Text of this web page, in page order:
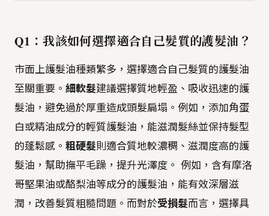
Q1：我該如何選擇適合自己髮質的護髮油？
市面上護髮油種類繁多，選擇適合自己髮質的護髮油
至關重要。 細軟髮建議選擇質地輕盈、吸收迅速的護
髮油，避免過於厚重造成頭髮扁塌。例如，添加角蛋
白或精油成分的輕質護髮油，能滋潤髮絲並保持髮型
的蓬鬆感。 粗硬髮則適合質地較濃稠、滋潤度高的護
髮油，幫助撫平毛躁，提升光澤度。 例如，含有摩洛
哥堅果油或酪梨油等成分的護髮油，能有效深層滋
潤，改善髮質粗糙問題。而對於受損髮而言，選擇具